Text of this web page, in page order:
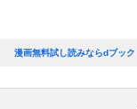
漫画無料試し読みならdブック